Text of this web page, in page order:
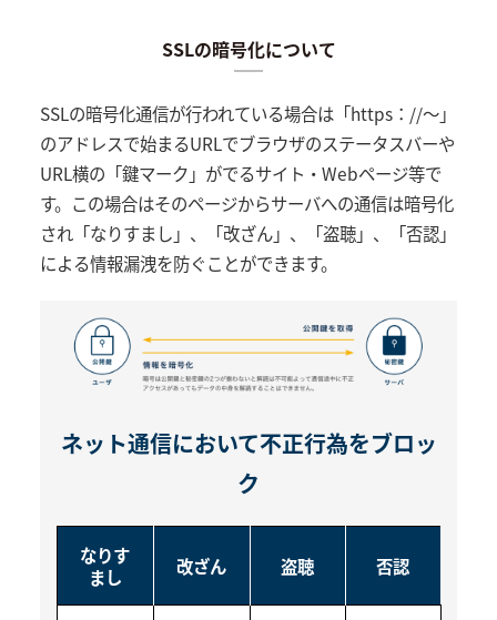
SSLの暗号化について
SSLの暗号化通信が行われている場合は「https：//～」
のアドレスで始まるURLでブラウザのステータスバーや
URL横の「鍵マーク」がでるサイト・Webページ等で
す。この場合はそのページからサーバへの通信は暗号化
され「なりすまし」、「改ざん」、「盗聴」、「否認」
による情報漏洩を防ぐことができます。
ネット通信において不正行為をブロッ
ク
なりす
まし
改ざん 盗聴 否認